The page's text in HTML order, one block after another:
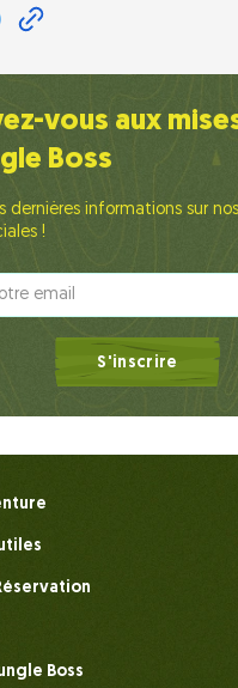
vous aux
Boss
dernières informations sur
!
S'inscrire
Boss